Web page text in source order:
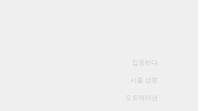
집중하다
사출 성형
오토메이션